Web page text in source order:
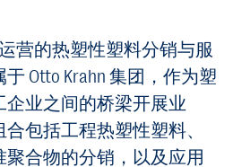
营的热塑性塑料分销与服
Otto Krahn 集团，作为塑
业之间的桥梁开展业
包括工程热塑性塑料、
合物的分销，以及应用